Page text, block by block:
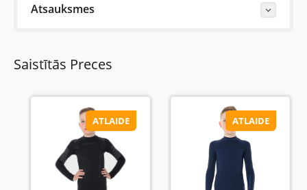
Atsauksmes
lielisks veļa. Kad mans bērns slēpoja, es pārbaudīju
viņa muguru, tā bija pilnīgi sausa
Uzrakstiet atsauksmi....(min. 10, max. 2000 simboli)
Saistītās Preces
ATLAIDE ATLAIDE